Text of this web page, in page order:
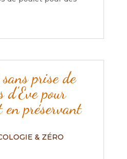
prise de
d’Eve pour
préservant
& ZÉRO